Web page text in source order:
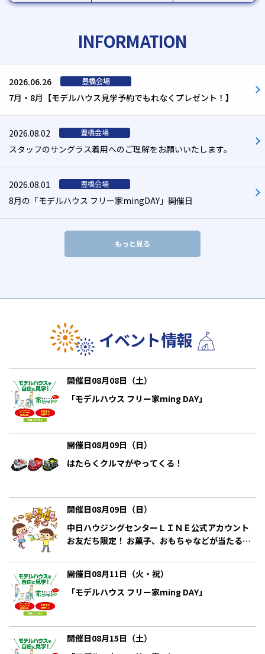
INFORMATION
2026.06.26
7月・8月【モデルハウス見学予約でもれなくプレゼント！】
2026.08.02
スタッフのサングラス着用へのご理解をお願いいたします。
2026.08.01
8月の「モデルハウス フリー家mingDAY」開催日
もっと見る
イベント情報
開催日08月08日（土）
「モデルハウス フリー家ming DAY」
開催日08月09日（日）
はたらくクルマがやってくる！
開催日08月09日（日）
中日ハウジングセンターＬＩＮＥ公式アカウント
お友だち限定！ お菓子、おもちゃなどが当たる！
開催日08月11日（火・祝）
「モデルハウス フリー家ming DAY」
開催日08月15日（土）